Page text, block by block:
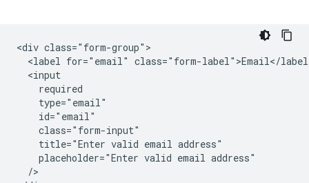
<div class="form-group">
<label for="email" class="form-label">Email</
  <input
    required
    type="email"
    id="email"
    class="form-input"
    title="Enter valid email address"
    placeholder="Enter valid email address"
  />